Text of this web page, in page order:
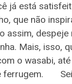
já está
que não
assim, despeje
Mais, isso,
o wasabi,
ferrugem. Sei